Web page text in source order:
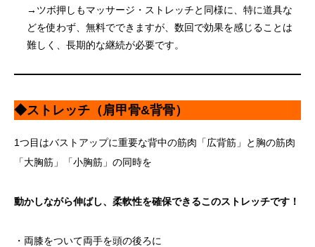
→ツボ押しもマッサージ・ストレッチと同様に、特に道具な
どを使わず、無料でできますが、数回で効果を感じることは
難しく、長期的な継続が必要です。
◆ストレッチ（肩甲骨&背骨）
1つ目はバストアップに重要な背中の筋肉「広背筋」と胸の筋肉
「大胸筋」「小胸筋」の同時を
動かしながら伸ばし、柔軟性を確保できるこのストレッチです！
・両膝をついて両手を頭の後ろに